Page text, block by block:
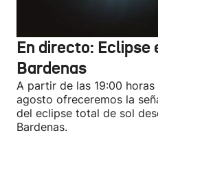
En directo: Eclipse en las
Bardenas
A partir de las 19:00 horas del 12 de
agosto ofreceremos la señal en
del eclipse total de sol desde las
Bardenas.